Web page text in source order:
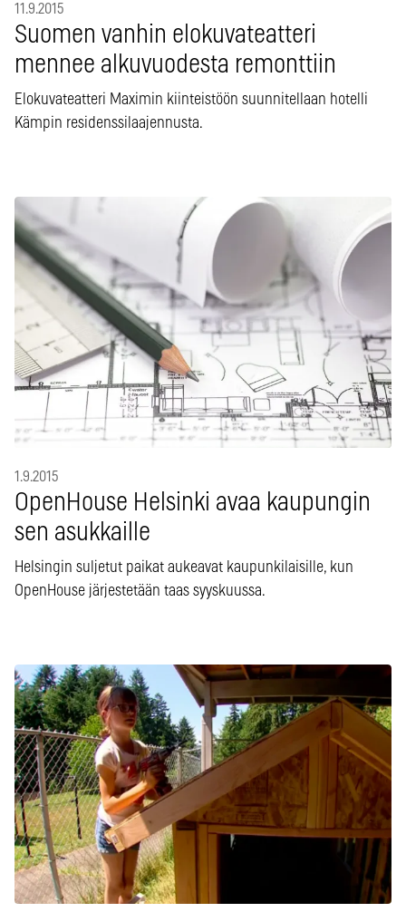
11.9.2015
Suomen vanhin elokuvateatteri
mennee alkuvuodesta remonttiin
Elokuvateatteri Maximin kiinteistöön suunnitellaan hotelli
Kämpin residenssilaajennusta.
1.9.2015
OpenHouse Helsinki avaa kaupungin
sen asukkaille
Helsingin suljetut paikat aukeavat kaupunkilaisille, kun
OpenHouse järjestetään taas syyskuussa.